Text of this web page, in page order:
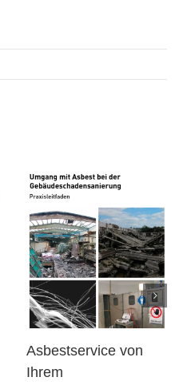
Asbestservice von
Ihrem